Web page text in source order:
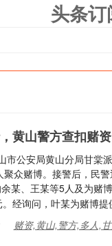
头条
黄山警方查扣赌
市公安局黄山分局甘棠
众赌博。接警后，民
某、王某等5人及为赌
经询问，叶某为赌博提
赌资,黄山,警方,多人,